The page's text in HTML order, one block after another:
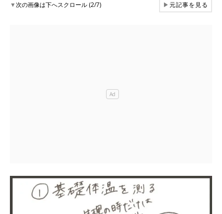
▼次の画像は下へスクロール (2/7) ▶元記事を見る